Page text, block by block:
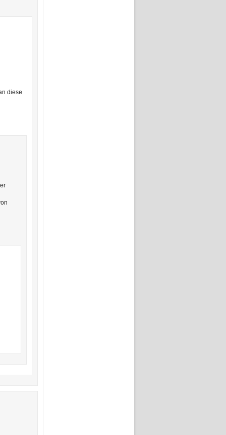
diese